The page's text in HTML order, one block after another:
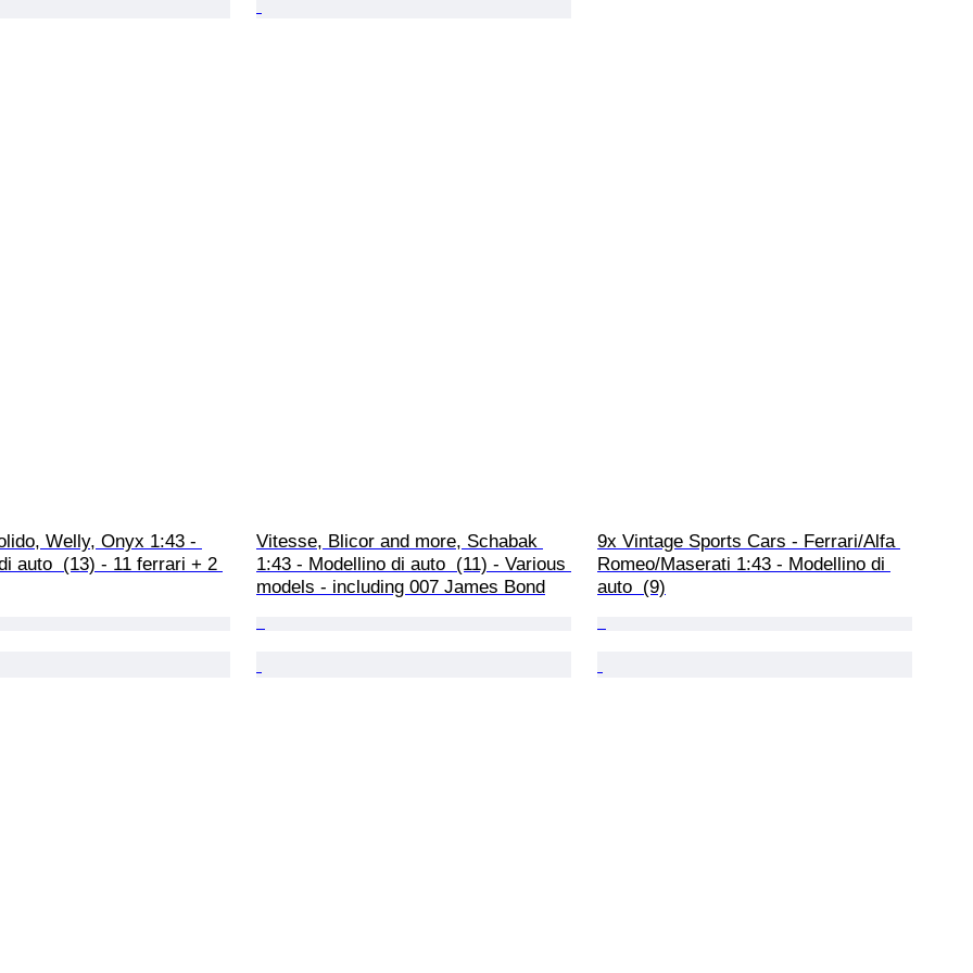
Welly, Onyx 1:43 -
auto  (13) - 11 ferrari + 2
Vitesse, Blicor and more, Schabak
1:43 - Modellino di auto  (11) - Various
models - including 007 James Bond
9x Vintage Sports Cars - Ferrari/Alfa
Romeo/Maserati 1:43 - Modellino di
auto  (9)